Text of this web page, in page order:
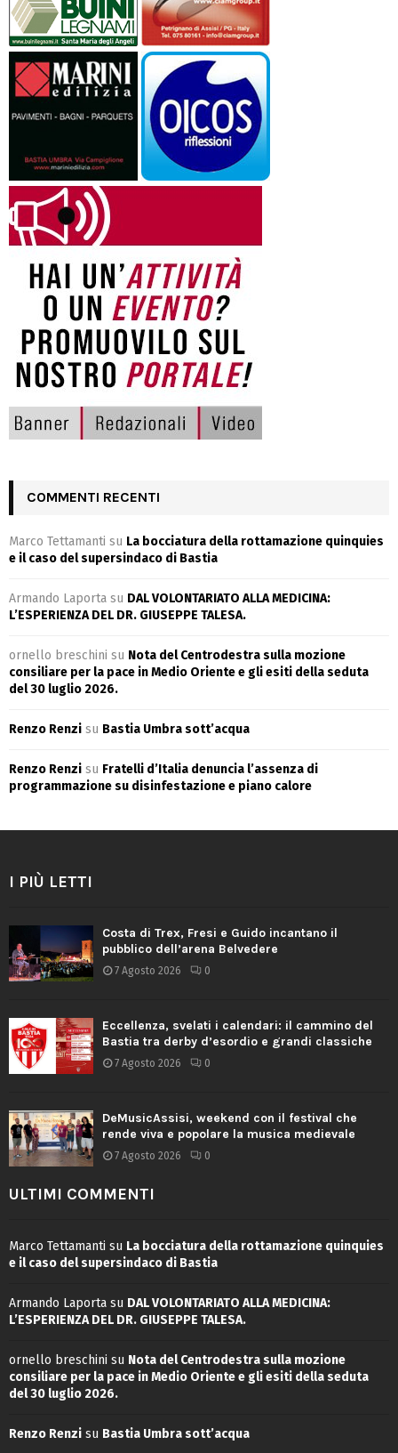
COMMENTI RECENTI
Marco Tettamanti su La bocciatura della rottamazione quinquies
e il caso del supersindaco di Bastia
Armando Laporta su DAL VOLONTARIATO ALLA MEDICINA:
L’ESPERIENZA DEL DR. GIUSEPPE TALESA.
ornello breschini su Nota del Centrodestra sulla mozione
consiliare per la pace in Medio Oriente e gli esiti della seduta
del 30 luglio 2026.
Renzo Renzi su Bastia Umbra sott’acqua
Renzo Renzi su Fratelli d’Italia denuncia l’assenza di
programmazione su disinfestazione e piano calore
I PIÙ LETTI
Costa di Trex, Fresi e Guido incantano il
pubblico dell’arena Belvedere
7 Agosto 2026 0
Eccellenza, svelati i calendari: il cammino del
Bastia tra derby d’esordio e grandi classiche
7 Agosto 2026 0
DeMusicAssisi, weekend con il festival che
rende viva e popolare la musica medievale
7 Agosto 2026 0
ULTIMI COMMENTI
Marco Tettamanti su La bocciatura della rottamazione quinquies
e il caso del supersindaco di Bastia
Armando Laporta su DAL VOLONTARIATO ALLA MEDICINA:
L’ESPERIENZA DEL DR. GIUSEPPE TALESA.
ornello breschini su Nota del Centrodestra sulla mozione
consiliare per la pace in Medio Oriente e gli esiti della seduta
del 30 luglio 2026.
Renzo Renzi su Bastia Umbra sott’acqua